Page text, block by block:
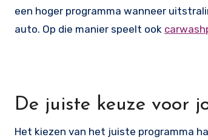
een hoger programma wanneer
auto. Op die manier speelt ook
De juiste keuze voor
Het kiezen van het juiste programma